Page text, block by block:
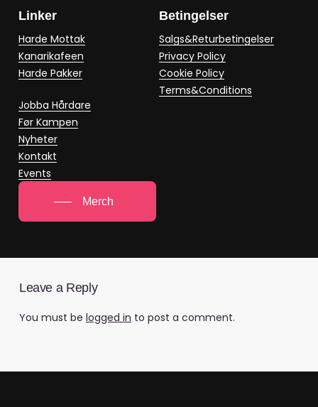
Linker
Harde Mottak
Kanarikafeen
Harde Pakker
Jobba Hårdare
Før Kampen
Nyheter
Kontakt
Events
Betingelser
Salgs&Returbetingelser
Privacy Policy
Cookie Policy
Terms&Conditions
Merch
Leave a Reply
You must be logged in to post a comment.